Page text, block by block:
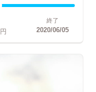
円
終了
2020/06/05